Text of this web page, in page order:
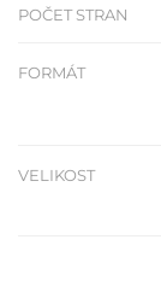
POČET STRAN
FORMÁT
VELIKOST